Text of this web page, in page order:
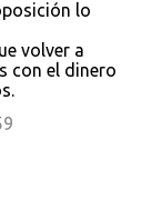
lo
volver a
con el dinero